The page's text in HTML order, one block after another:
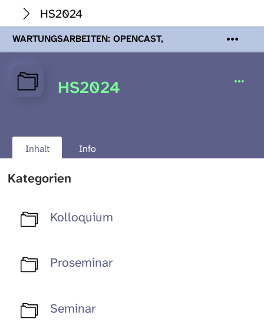
HS2024
WARTUNGSARBEITEN: OPENCAST,
PODCASTS & TOBIRA
Mi 19. August
Wartungsarbeiten an den Opencast-
Servern werden Ihnen Podcasts,
HS2024
Inhalt Info
Kategorien
Kolloquium
Proseminar
Seminar